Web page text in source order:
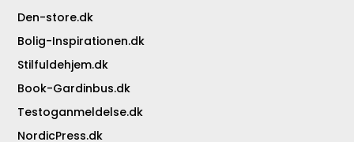
Den-store.dk
Bolig-Inspirationen.dk
Stilfuldehjem.dk
Book-Gardinbus.dk
Testoganmeldelse.dk
NordicPress.dk